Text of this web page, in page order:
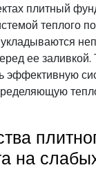
плитный
теплого
ее заливкой.
эффективную
на